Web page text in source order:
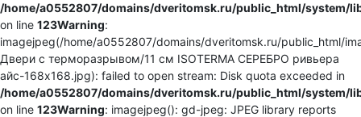
/home/a0552807/domains/dveritomsk.ru/public_html/system/
on line 123Warning:
imagejpeg(/home/a0552807/domains/dveritomsk.ru/public_html/
Двери с терморазрывом/11 см ISOTERMA СЕРЕБРО ривьера
айс-168x168.jpg): failed to open stream: Disk quota exceeded in
/home/a0552807/domains/dveritomsk.ru/public_html/system/
on line 123Warning: imagejpeg(): gd-jpeg: JPEG library reports